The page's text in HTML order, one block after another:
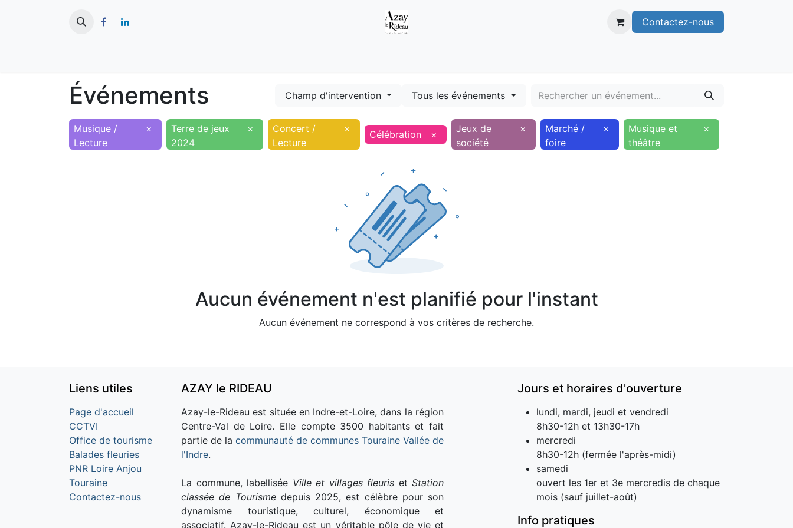
Contactez-nous
Événements Champ d'intervention Tous les événements
Musique /
Lecture
×
Terre de jeux
2024
×
Concert /
Lecture
× Célébration ×
Jeux de
société
×
Marché /
foire
×
Musique et
théâtre
×
Aucun événement n'est planifié pour l'instant
Aucun événement ne correspond à vos critères de recherche.
Liens utiles
Page d'accueil
CCTVI
Office de tourisme
Balades fleuries
PNR Loire Anjou
Touraine
Contactez-nous
AZAY le RIDEAU
Azay-le-Rideau est située en Indre-et-Loire, dans la région
Centre-Val de Loire. Elle compte 3500 habitants et fait
partie de la communauté de communes Touraine Vallée de
l'Indre.
La commune, labellisée Ville et villages fleuris et Station
classée de Tourismedepuis 2025, est célèbre pour son
dynamisme touristique, culturel, économique et
associatif. Azay-le-Rideau est un véritable pôle de vie et
Jours et horaires d'ouverture
lundi, mardi, jeudi et vendredi
8h30-12h et 13h30-17h
mercredi
8h30-12h (fermée l'après-midi)
samedi
ouvert les 1er et 3e mercredis de chaque
mois (sauf juillet-août)
Info pratiques